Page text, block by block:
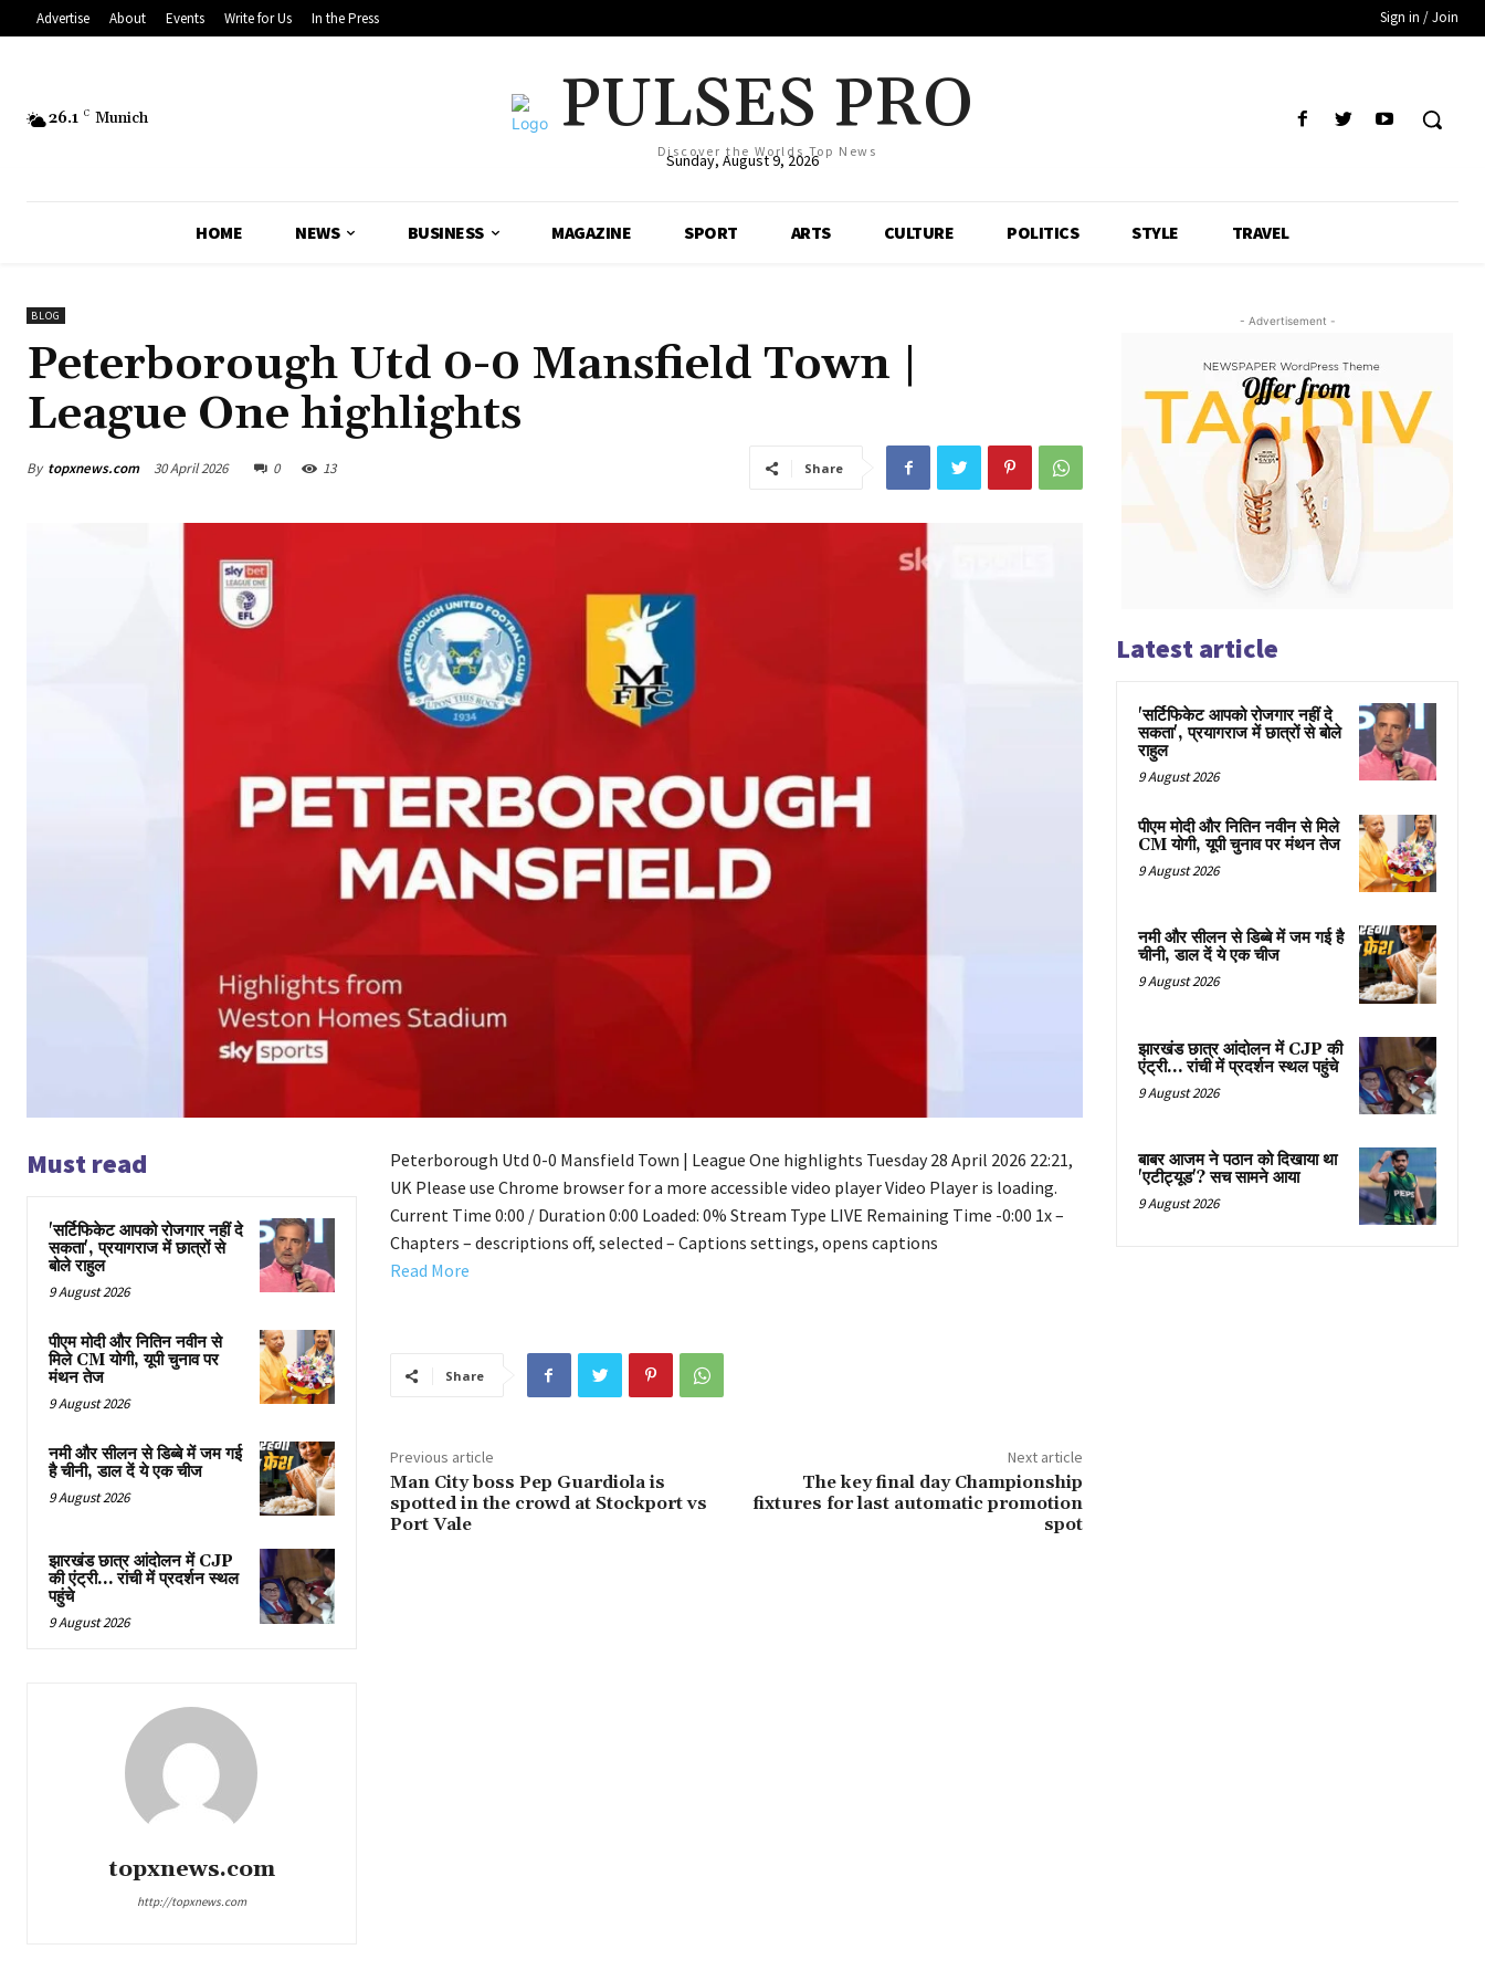
Advertise About Events Write for Us In the Press Sign in / Join
26.1 C Munich PULSES PRO
Discover the Worlds Top News
Sunday, August 9, 2026
HOME NEWS BUSINESS MAGAZINE SPORT ARTS CULTURE POLITICS STYLE TRAVEL
BLOG
Peterborough Utd 0-0 Mansfield Town |
League One highlights
By topxnews.com 30 April 2026 0 13 Share
Must read
'सर्टिफिकेट आपको रोजगार नहीं दे
सकता', प्रयागराज में छात्रों से
बोले राहुल
9 August 2026
पीएम मोदी और नितिन नवीन से
मिले CM योगी, यूपी चुनाव पर
मंथन तेज
9 August 2026
नमी और सीलन से डिब्बे में जम गई
है चीनी, डाल दें ये एक चीज
9 August 2026
झारखंड छात्र आंदोलन में CJP
की एंट्री… रांची में प्रदर्शन स्थल
पहुंचे
9 August 2026
topxnews.com
http://topxnews.com
Peterborough Utd 0-0 Mansfield Town | League One highlights Tuesday 28 April 2026 22:21,
UK Please use Chrome browser for a more accessible video player Video Player is loading.
Current Time 0:00 / Duration 0:00 Loaded: 0% Stream Type LIVE Remaining Time -0:00 1x –
Chapters – descriptions off, selected – Captions settings, opens captions
Read More
Share
Previous article
Man City boss Pep Guardiola is
spotted in the crowd at Stockport vs
Port Vale
Next article
The key final day Championship
fixtures for last automatic promotion
spot
- Advertisement -
Latest article
'सर्टिफिकेट आपको रोजगार नहीं दे
सकता', प्रयागराज में छात्रों से बोले
राहुल
9 August 2026
पीएम मोदी और नितिन नवीन से मिले
CM योगी, यूपी चुनाव पर मंथन तेज
9 August 2026
नमी और सीलन से डिब्बे में जम गई है
चीनी, डाल दें ये एक चीज
9 August 2026
झारखंड छात्र आंदोलन में CJP की
एंट्री… रांची में प्रदर्शन स्थल पहुंचे
9 August 2026
बाबर आजम ने पठान को दिखाया था
'एटीट्यूड'? सच सामने आया
9 August 2026